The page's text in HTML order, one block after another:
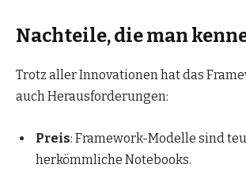
Nachteile, die man
Trotz aller Innovationen hat das
auch Herausforderungen:
Preis: Framework-Modelle sind
herkömmliche Notebooks.